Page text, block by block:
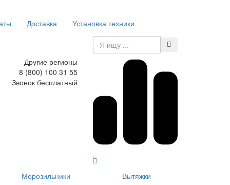
Доставка
Установка техники
Другие регионы
8 (800) 100 31 55
Звонок бесплатный
Морозильники
Вытяжки